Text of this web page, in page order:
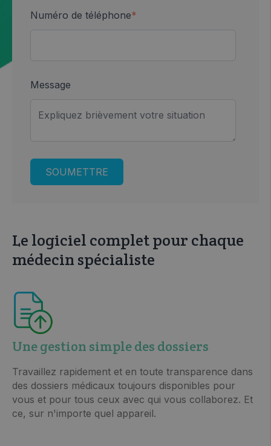
Numéro de téléphone*
Message
Le logiciel complet pour chaque
médecin spécialiste
Une gestion simple des dossiers
Travaillez rapidement et en toute transparence dans
des dossiers médicaux toujours disponibles pour
vous et pour tous ceux avec qui vous collaborez. Et
ce, sur n'importe quel appareil.